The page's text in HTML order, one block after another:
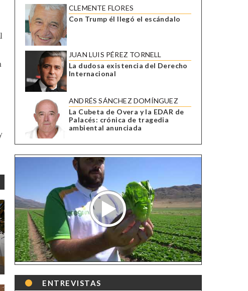
CLEMENTE FLORES
Con Trump él llegó el escándalo
JUAN LUIS PÉREZ TORNELL
La dudosa existencia del Derecho
Internacional
ANDRÉS SÁNCHEZ DOMÍNGUEZ
La Cubeta de Overa y la EDAR de
Palacés: crónica de tragedia
ambiental anunciada
ENTREVISTAS